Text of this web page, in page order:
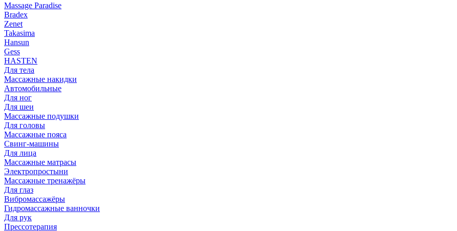
Massage Paradise
Bradex
Zenet
Takasima
Hansun
Gess
HASTEN
Для тела
Массажные накидки
Автомобильные
Для ног
Для шеи
Массажные подушки
Для головы
Массажные пояса
Свинг-машины
Для лица
Массажные матрасы
Электропростыни
Массажные тренажёры
Для глаз
Вибромассажёры
Гидромассажные ванночки
Для рук
Прессотерапия